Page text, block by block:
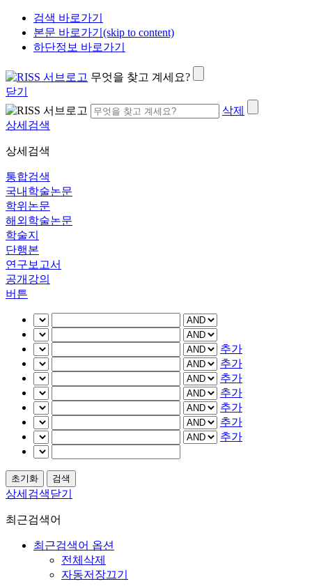
검색 바로가기
본문 바로가기(skip to content)
하단정보 바로가기
무엇을 찾고 계세요?
닫기
삭제
상세검색
상세검색
통합검색
국내학술논문
학위논문
해외학술논문
학술지
단행본
연구보고서
공개강의
버튼
추가
추가
추가
추가
추가
추가
추가
상세검색닫기
최근검색어
최근검색어 옵션
전체삭제
자동저장끄기